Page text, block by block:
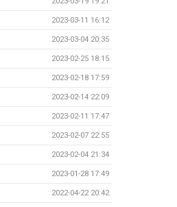
2023-03-11 16:12
2023-03-04 20:35
2023-02-25 18:15
2023-02-18 17:59
2023-02-14 22:09
2023-02-11 17:47
2023-02-07 22:55
2023-02-04 21:34
2023-01-28 17:49
2022-04-22 20:42